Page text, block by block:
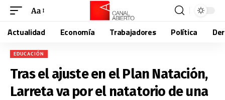
Aa
Actualidad Economía Trabajadores Política
EDUCACIÓN
Tras el ajuste en el Plan Natación,
Larreta va por el natatorio de una